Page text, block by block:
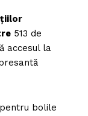
513 de
accesul la
bolile